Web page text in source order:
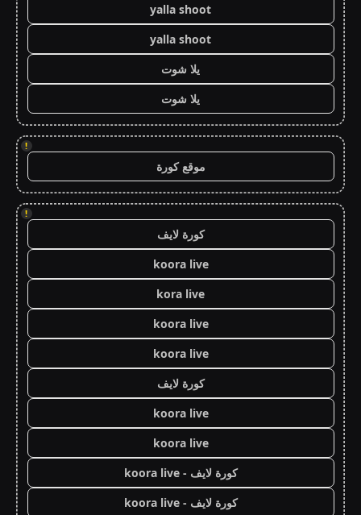
yalla shoot
yalla shoot
يلا شوت
يلا شوت
!
موقع كورة
!
كورة لايف
koora live
kora live
koora live
koora live
كورة لايف
koora live
koora live
كورة لايف - koora live
كورة لايف - koora live